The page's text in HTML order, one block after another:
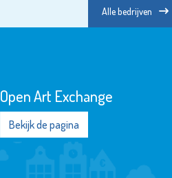
Alle bedrijven
Open Art Exchange
Bekijk de pagina